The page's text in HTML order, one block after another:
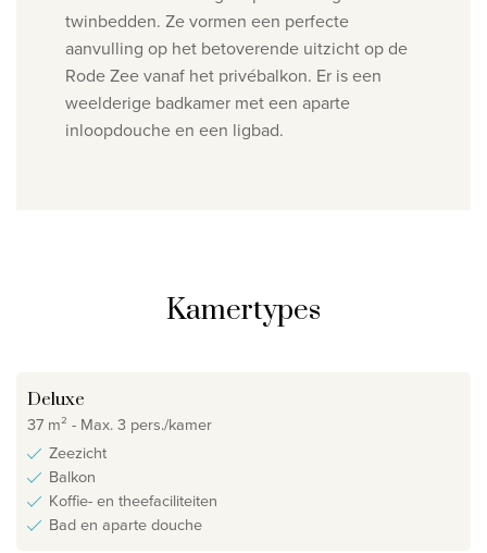
twinbedden. Ze vormen een perfecte
aanvulling op het betoverende uitzicht op de
Rode Zee vanaf het privébalkon. Er is een
weelderige badkamer met een aparte
inloopdouche en een ligbad.
Kamertypes
Deluxe
37 m² - Max. 3 pers./kamer
Zeezicht
Balkon
Koffie- en theefaciliteiten
Bad en aparte douche